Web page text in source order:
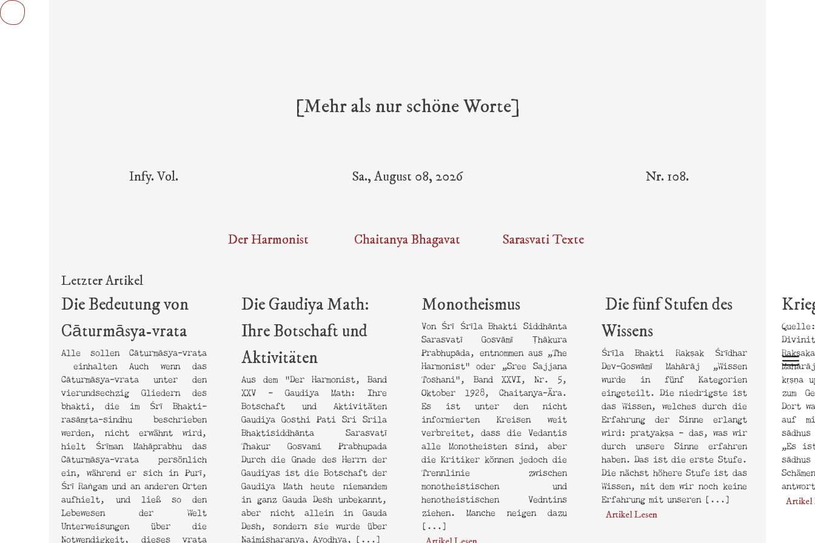
[Mehr als nur schöne Worte]
Infy. Vol. Sa., August 08, 2026 Nr. 108.
Der Harmonist Chaitanya Bhagavat Sarasvati Texte
Letzter Artikel
Die Bedeutung von
Cāturmāsya-vrata
Alle sollen Cāturmāsya-vrata
einhalten Auch wenn das
Cāturmāsya-vrata unter den
vierundsechzig Gliedern des
bhakti, die im Śrī Bhakti–
rasāmṛta-sindhu beschrieben
werden, nicht erwähnt wird,
hielt Śrīman Mahāprabhu das
Cāturmāsya-vrata persönlich
ein, während er sich in Purī,
Śrī Raṅgam und an anderen Orten
aufhielt, und ließ so den
Lebewesen der Welt
Unterweisungen über die
Notwendigkeit, dieses vrata
Die Gaudiya Math:
Ihre Botschaft und
Aktivitäten
Aus dem “Der Harmonist, Band
XXV – Gaudiya Math: Ihre
Botschaft und Aktivitäten
Gaudiya Gosthi Pati Sri Srila
Bhaktisiddhānta Sarasvatī
Thakur Gosvami Prabhupada
Durch die Gnade des Herrn der
Gaudiyas ist die Botschaft der
Gaudiya Math heute niemandem
in ganz Gauda Desh unbekannt,
aber nicht allein in Gauda
Desh, sondern sie wurde über
Naimisharanya, Ayodhya, […]
Monotheismus
Von Śrī Śrīla Bhakti Siddhānta
Sarasvatī Gosvāmī Ṭhākura
Prabhupāda, entnommen aus „The
Harmonist“ oder „Sree Sajjana
Toshani“, Band XXVI, Nr. 5,
Oktober 1928, Chaitanya-Ära.
Es ist unter den nicht
informierten Kreisen weit
verbreitet, dass die Vedantis
alle Monotheisten sind, aber
die Kritiker können jedoch die
Trennlinie zwischen
monotheistischen und
henotheistischen Vedântins
ziehen. Manche neigen dazu
[…]
Die fünf Stufen des
Wissens
Śrīla Bhakti Rakṣak Śrīdhar
Dev-Goswāmī Mahārāj „Wissen
wurde in fünf Kategorien
eingeteilt. Die niedrigste ist
das Wissen, welches durch die
Erfahrung der Sinne erlangt
wird: pratyakṣa – das, was wir
durch unsere Sinne erfahren
haben. Das ist die erste Stufe.
Die nächst höhere Stufe ist das
Wissen, mit dem wir noch keine
Erfahrung mit unseren […]
Artikel Lesen
kṛṣṇa
zum
Dort
auf
„Es
Artikel